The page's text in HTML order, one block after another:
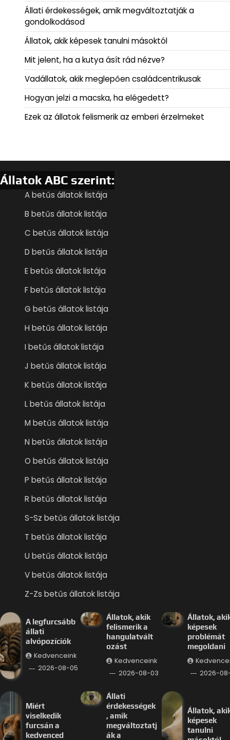
Állati érdekességek, amik megváltoztatják a
gondolkodásod
Állatok, akik képesek tanulni másoktól
Mit jelent, ha a kutya ásít rád nézve?
Vadállatok, akik meglepően családcentrikusak
Hogyan jelzi a macska, ha elégedett?
Ezek az állatok felismerik az emberi érzelmeket
Állatok ABC szerint:
A betűs állatok listája
B betűs állatok listája
C betűs állatok listája
D betűs állatok listája
E betűs állatok listája
F betűs állatok listája
G betűs állatok listája
H betűs állatok listája
I betűs állatok listája
J betűs állatok listája
K betűs állatok listája
L betűs állatok listája
M betűs állatok listája
N betűs állatok listája
O betűs állatok listája
P betűs állatok listája
R betűs állatok listája
S-Sz betűs állatok listája
T betűs állatok listája
U betűs állatok listája
V betűs állatok listája
Z-Zs betűs állatok listája
A legfurcsább
állati
alvópozíciók
Kedvenceink
2026-08-05
Állatok, akik
felismerik a
hangulatvált
ozást
Kedvenceink
2026-08-03
Állatok,
képesek
problémát
megoldani
2026-
Miért
viselkedik
furcsán a
kedvenced
Állati
érdekességek
, amik
megváltoztatj
ák a
Állatok,
képesek
tanulni